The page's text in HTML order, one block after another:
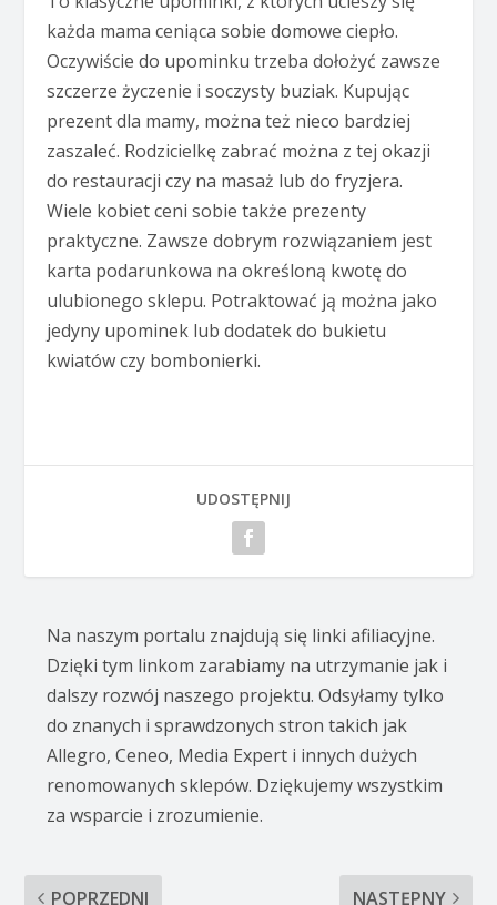
każda mama ceniąca sobie domowe ciepło.
Oczywiście do upominku trzeba dołożyć zawsze
szczerze życzenie i soczysty buziak. Kupując
prezent dla mamy, można też nieco bardziej
zaszaleć. Rodzicielkę zabrać można z tej okazji
do restauracji czy na masaż lub do fryzjera.
Wiele kobiet ceni sobie także prezenty
praktyczne. Zawsze dobrym rozwiązaniem jest
karta podarunkowa na określoną kwotę do
ulubionego sklepu. Potraktować ją można jako
jedyny upominek lub dodatek do bukietu
kwiatów czy bombonierki.
UDOSTĘPNIJ
Na naszym portalu znajdują się linki afiliacyjne.
Dzięki tym linkom zarabiamy na utrzymanie jak i
dalszy rozwój naszego projektu. Odsyłamy tylko
do znanych i sprawdzonych stron takich jak
Allegro, Ceneo, Media Expert i innych dużych
renomowanych sklepów. Dziękujemy wszystkim
za wsparcie i zrozumienie.
POPRZEDNI NASTĘPNY